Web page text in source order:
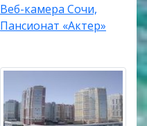
Веб-камера Сочи,
Пансионат «Актер»